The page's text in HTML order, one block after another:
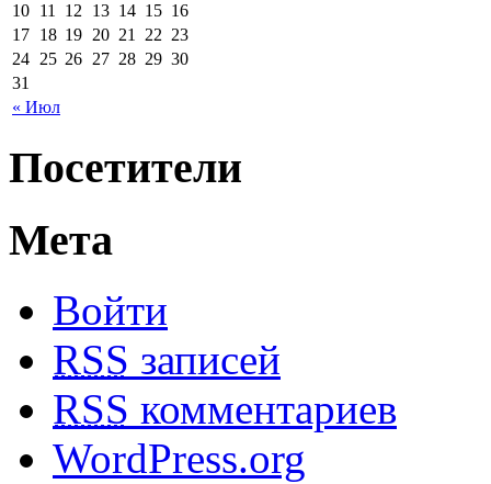
« Июл
10 11 12 13 14 15 16
17 18 19 20 21 22 23
24 25 26 27 28 29 30
31
Посетители
Мета
Войти
RSS записей
RSS комментариев
WordPress.org